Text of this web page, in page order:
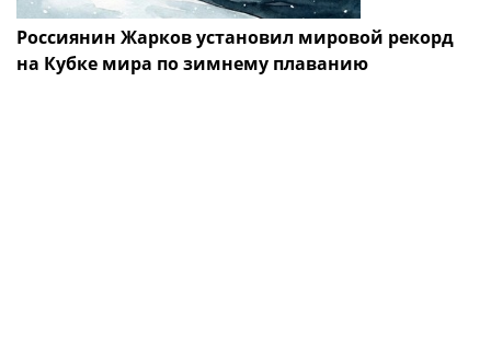
Россиянин Жарков установил мировой рекорд
на Кубке мира по зимнему плаванию